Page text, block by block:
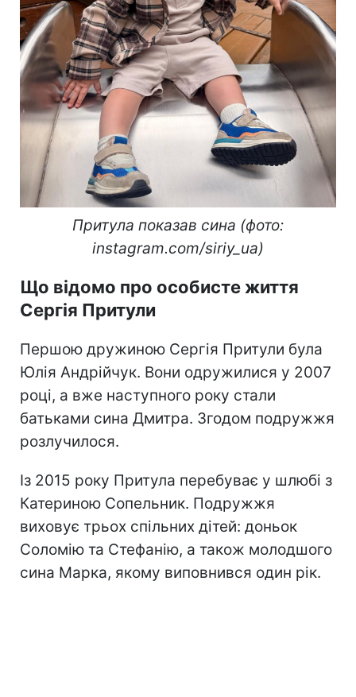
Притула показав сина (фото:
instagram.com/siriy_ua)
Що відомо про особисте життя
Сергія Притули
Першою дружиною Сергія Притули була
Юлія Андрійчук. Вони одружилися у 2007
році, а вже наступного року стали
батьками сина Дмитра. Згодом подружжя
розлучилося.
Із 2015 року Притула перебуває у шлюбі з
Катериною Сопельник. Подружжя
виховує трьох спільних дітей: доньок
Соломію та Стефанію, а також молодшого
сина Марка, якому виповнився один рік.